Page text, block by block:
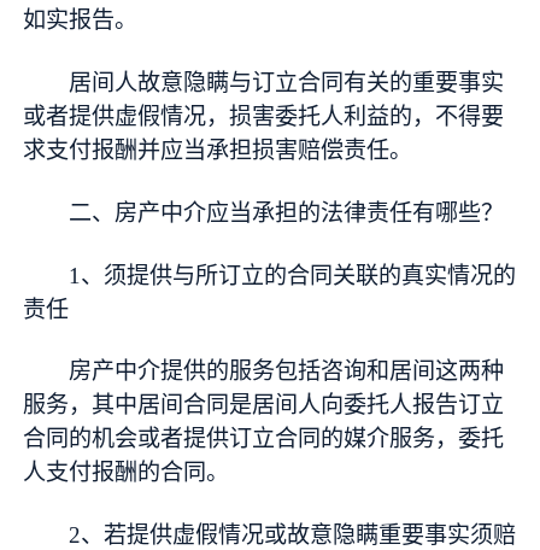
如实报告。
居间人故意隐瞒与订立合同有关的重要事实
或者提供虚假情况，损害委托人利益的，不得要
求支付报酬并应当承担损害赔偿责任。
二、房产中介应当承担的法律责任有哪些？
1、须提供与所订立的合同关联的真实情况的
责任
房产中介提供的服务包括咨询和居间这两种
服务，其中居间合同是居间人向委托人报告订立
合同的机会或者提供订立合同的媒介服务，委托
人支付报酬的合同。
2、若提供虚假情况或故意隐瞒重要事实须赔